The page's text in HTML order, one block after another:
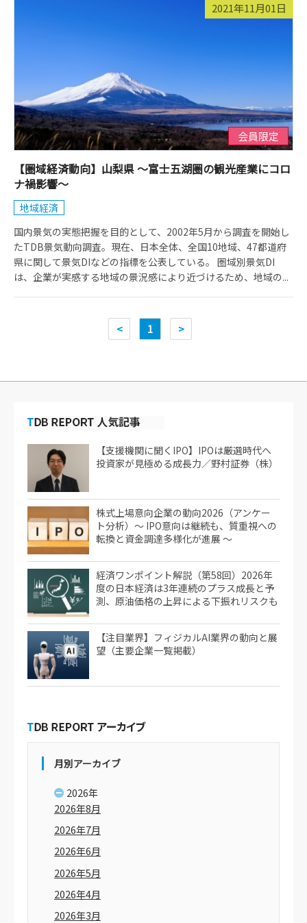
2021年11月01日
会員限定
【圏域経済動向】山梨県 ～富士五湖圏の観光産業にコロ
ナ禍影響～
地域経済
国内景気の実態把握を目的として、2002年5月から調査を開始し
たTDB景気動向調査。現在、日本全体、全国10地域、47都道府
県に関して景気DIなどの指標を公表している。 圏域別景気DI
は、企業が実感する地域の景況感により近づけるため、地域の...
< 1 >
【支援機関に聞くIPO】IPOは厳選時代へ
投資家が見極める成長力／野村証券（株）
株式上場意向企業の動向2026（アンケー
ト分析）～ IPO意向は継続も、質重視への
転換と資金調達多様化が進展 ～
経済ワンポイント解説（第58回）2026年
度の日本経済は3年連続のプラス成長と予
測、原油価格の上昇による下振れリスクも
【注目業界】フィジカルAI業界の動向と展
望（主要企業一覧掲載）
月別アーカイブ
2026年
2026年8月
2026年7月
2026年6月
2026年5月
2026年4月
2026年3月